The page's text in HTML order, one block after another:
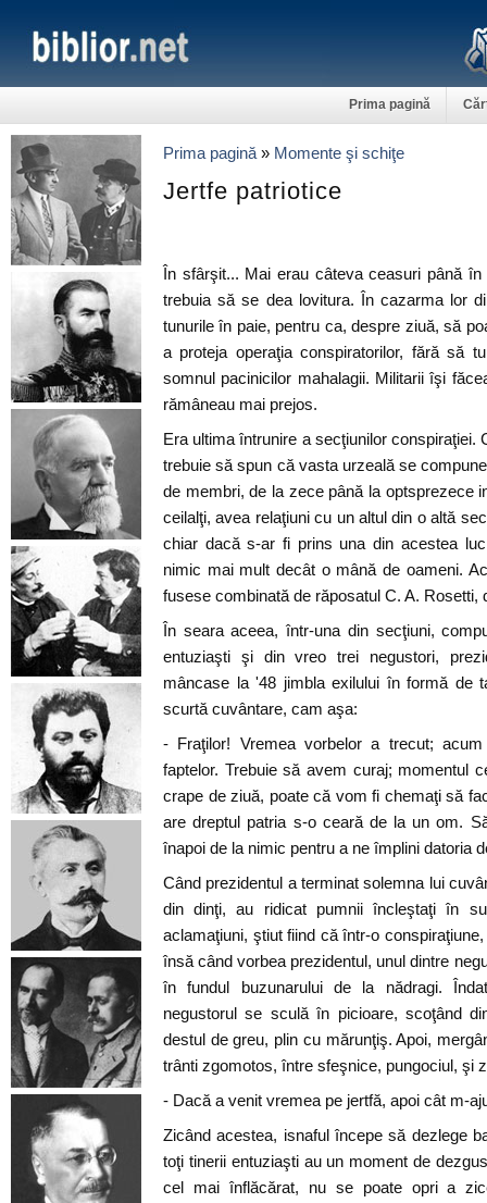
Prima pagină
Prima pagină » Momente şi schiţe
Jertfe patriotice
În sfârşit... Mai erau câteva ceasuri până
trebuia să se dea lovitura. În cazarma lor
tunurile în paie, pentru ca, despre ziuă, să
a proteja operaţia conspiratorilor, fără să
somnul pacinicilor mahalagii. Militarii îşi
rămâneau mai prejos.
Era ultima întrunire a secţiunilor conspiraţiei.
trebuie să spun că vasta urzeală se
de membri, de la zece până la optsprezece
ceilalţi, avea relaţiuni cu un altul din o altă
chiar dacă s-ar fi prins una din acestea
nimic mai mult decât o mână de oameni.
fusese combinată de răposatul C. A. Rosetti,
În seara aceea, într-una din secţiuni,
entuziaşti şi din vreo trei negustori,
mâncase la '48 jimbla exilului în formă de
scurtă cuvântare, cam aşa:
- Fraţilor! Vremea vorbelor a trecut;
faptelor. Trebuie să avem curaj; momentul
crape de ziuă, poate că vom fi chemaţi să
are dreptul patria s-o ceară de la un om.
înapoi de la nimic pentru a ne împlini datoria
Când prezidentul a terminat solemna lui
din dinţi, au ridicat pumnii încleştaţi în
aclamaţiuni, ştiut fiind că într-o
însă când vorbea prezidentul, unul dintre
în fundul buzunarului de la nădragi.
negustorul se sculă în picioare, scoţând
destul de greu, plin cu mărunţiş. Apoi,
trânti zgomotos, între sfeşnice, pungociul, şi
- Dacă a venit vremea pe jertfă, apoi cât m-
Zicând acestea, isnaful începe să dezlege
toţi tinerii entuziaşti au un moment de
cel mai înflăcărat, nu se poate opri a